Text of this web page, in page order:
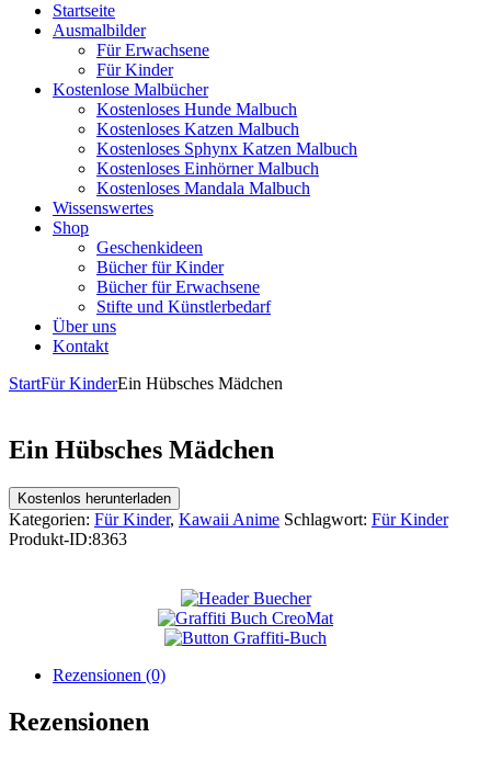
Startseite
Ausmalbilder
Für Erwachsene
Für Kinder
Kostenlose Malbücher
Kostenloses Hunde Malbuch
Kostenloses Katzen Malbuch
Kostenloses Sphynx Katzen Malbuch
Kostenloses Einhörner Malbuch
Kostenloses Mandala Malbuch
Wissenswertes
Shop
Geschenkideen
Bücher für Kinder
Bücher für Erwachsene
Stifte und Künstlerbedarf
Über uns
Kontakt
StartFür KinderEin Hübsches Mädchen
Ein Hübsches Mädchen
Kostenlos herunterladen
Kategorien: Für Kinder, Kawaii Anime Schlagwort: Für Kinder
Produkt-ID:8363
Rezensionen (0)
Rezensionen